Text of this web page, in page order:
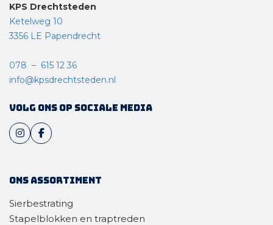
KPS Drechtsteden
Ketelweg 10
3356 LE Papendrecht
078 – 615 12 36
info@kpsdrechtsteden.nl
Volg ons op sociale media
Ons assortiment
Sierbestrating
Stapelblokken en traptreden